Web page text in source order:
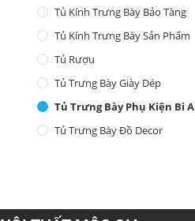
Tủ Kính Trưng Bày Bảo Tàng
Tủ Kính Trưng Bày Sản Phẩm
Tủ Rượu
Tủ Trưng Bày Giày Dép
Tủ Trưng Bày Phụ Kiện Bi A
Tủ Trưng Bày Đồ Decor